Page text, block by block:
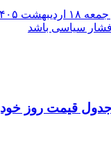
+ جدول
فشار سیاسی باشد
قیمت روز